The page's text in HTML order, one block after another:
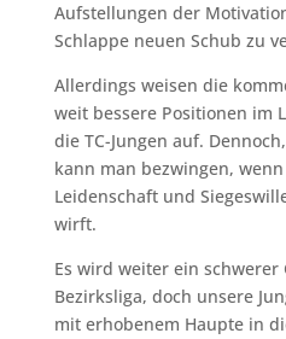
Aufstellungen der
Schlappe neuen Schub zu
Allerdings weisen die
weit bessere Positionen im
die TC-Jungen auf.
kann man bezwingen,
Leidenschaft und
wirft.
Es wird weiter ein schwerer
Bezirksliga, doch unsere
mit erhobenem Haupte in